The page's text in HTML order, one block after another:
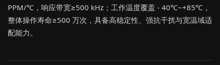
PPM/℃，响应带宽≥500 kHz；工作温度覆盖 - 40℃~+85℃，
整体操作寿命≥500 万次，具备高稳定性、强抗干扰与宽温域适
配能力。